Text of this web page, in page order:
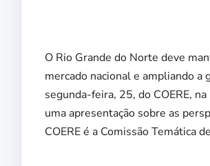
O Rio Grande do Norte deve
mercado nacional e ampliando a
segunda-feira, 25, do COERE,
uma apresentação sobre as
COERE é a Comissão Temática